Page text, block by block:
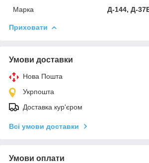
Марка
Д-144, Д-
Приховати
Умови доставки
Нова Пошта
Укрпошта
Доставка кур'єром
Всі умови доставки
Умови оплати